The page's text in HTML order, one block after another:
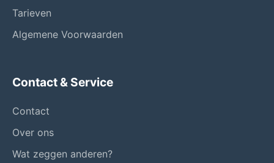
Tarieven
Algemene Voorwaarden
Contact & Service
Contact
Over ons
Wat zeggen anderen?